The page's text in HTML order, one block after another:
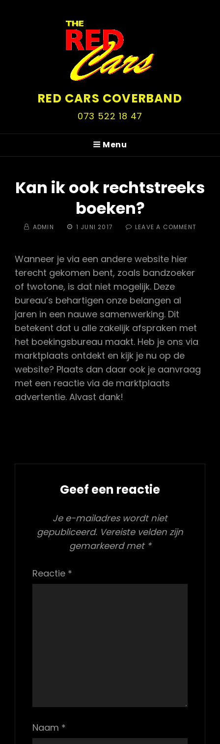
RED CARS COVERBAND
073 522 18 47
Menu
Kan ik ook rechtstreeks
boeken?
BY ADMIN
POSTED
1 JUNI 2017 LEAVE A COMMENT
Wanneer je via een andere website hier
terecht gekomen bent, zoals bandzoeker
of twotone, is dat niet mogelijk. Deze
bureau’s behartigen onze belangen al
jaren in een nauwe samenwerking. Dit
betekent dat u alle zakelijk afspraken met
het boekingsbureau maakt. Heb je ons via
marktplaats ontdekt en kijk je nu op de
website? Plaats dan daar ook je aanvraag
met een reactie via de marktplaats
advertentie. Alvast dank!
Geef een reactie
Je e-mailadres wordt niet
gepubliceerd. Vereiste velden zijn
gemarkeerd met *
Reactie *
Naam *